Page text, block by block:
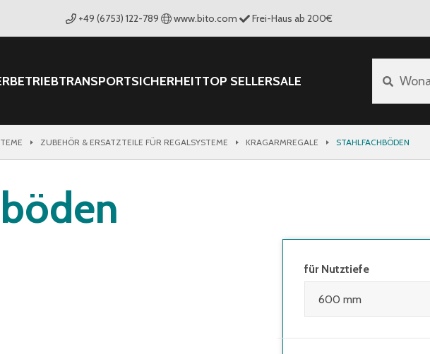
+49 (6753) 122-789 www.bito.com Frei-Haus ab 200€
BETRIEBTRANSPORTSICHERHEITTOP SELLERSALE
ZUBEHÖR & ERSATZTEILE FÜR REGALSYSTEME KRAGARMREGALE STAHLFACHBÖDEN
für Nutztiefe